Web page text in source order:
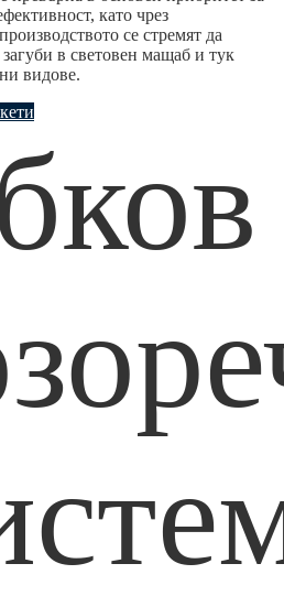
като чрез
се стремят да
в световен мащаб и тук
видове.